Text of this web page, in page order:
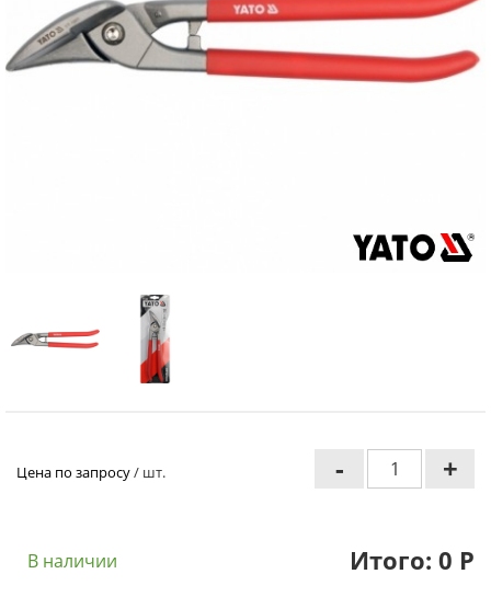
Цена по запросу/ шт. - +
В наличии Итого: 0 Р